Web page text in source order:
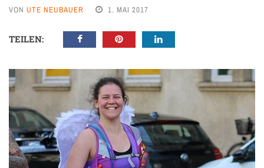
VON UTE NEUBAUER 1. MAI 2017
TEILEN: